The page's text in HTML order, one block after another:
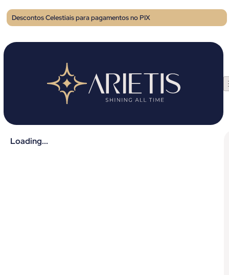
Descontos Celestiais para pagamentos no PIX
Loading...